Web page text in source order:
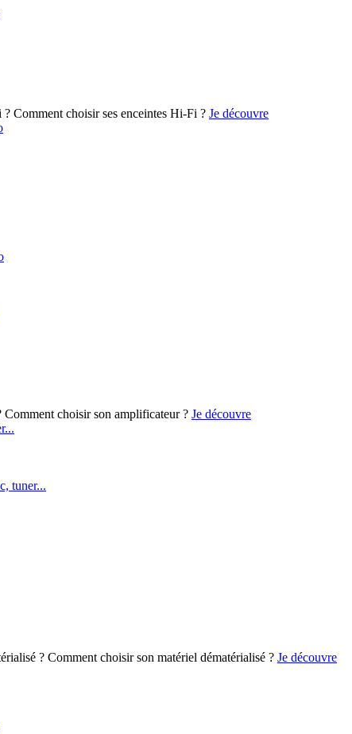
Comment choisir ses enceintes Hi-Fi ? Je découvre
Comment choisir son amplificateur ? Je découvre
tuner...
Comment choisir son matériel dématérialisé ? Je découvre